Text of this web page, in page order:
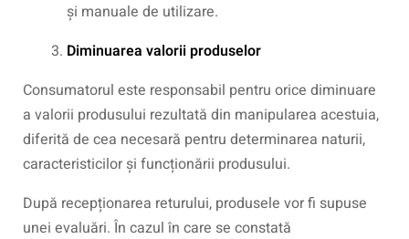
și manuale de utilizare.
Diminuarea valorii produselor
Consumatorul este responsabil pentru orice diminuare
a valorii produsului rezultată din manipularea acestuia,
diferită de cea necesară pentru determinarea naturii,
caracteristicilor și funcționării produsului.
După recepționarea returului, produsele vor fi supuse
unei evaluări. În cazul în care se constată